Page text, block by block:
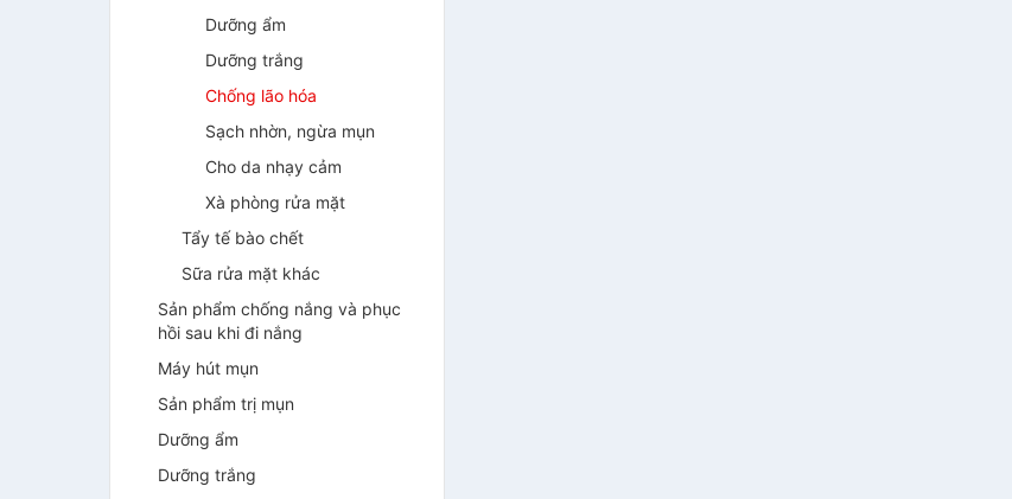
Dưỡng ẩm
Dưỡng trắng
Chống lão hóa
Sạch nhờn, ngừa mụn
Cho da nhạy cảm
Xà phòng rửa mặt
Tẩy tế bào chết
Sữa rửa mặt khác
Sản phẩm chống nắng và phục
hồi sau khi đi nắng
Máy hút mụn
Sản phẩm trị mụn
Dưỡng ẩm
Dưỡng trắng